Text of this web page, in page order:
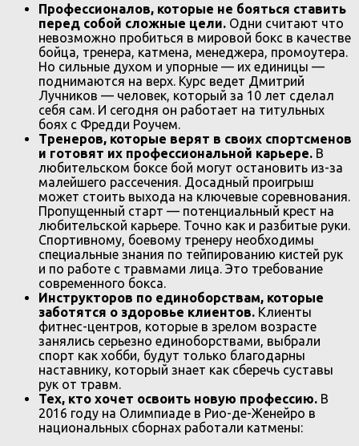
Профессионалов, которые не бояться ставить
перед собой сложные цели. Одни считают что
невозможно пробиться в мировой бокс в качестве
бойца, тренера, катмена, менеджера, промоутера.
Но сильные духом и упорные — их единицы —
поднимаются на верх. Курс ведет Дмитрий
Лучников — человек, который за 10 лет сделал
себя сам. И сегодня он работает на титульных
боях с Фредди Роучем.
Тренеров, которые верят в своих спортсменов
и готовят их профессиональной карьере. В
любительском боксе бой могут остановить из-за
малейшего рассечения. Досадный проигрыш
может стоить выхода на ключевые соревнования.
Пропущенный старт — потенциальный крест на
любительской карьере. Точно как и разбитые руки.
Спортивному, боевому тренеру необходимы
специальные знания по тейпированию кистей рук
и по работе с травмами лица. Это требование
современного бокса.
Инструкторов по единоборствам, которые
заботятся о здоровье клиентов. Клиенты
фитнес-центров, которые в зрелом возрасте
занялись серьезно единоборствами, выбрали
спорт как хобби, будут только благодарны
наставнику, который знает как сберечь суставы
рук от травм.
Тех, кто хочет освоить новую профессию. В
2016 году на Олимпиаде в Рио-де-Женейро в
национальных сборнах работали катмены: